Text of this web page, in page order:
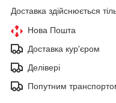
Доставка здійснюється
Нова Пошта
Доставка кур'єром
Делівері
Попутним